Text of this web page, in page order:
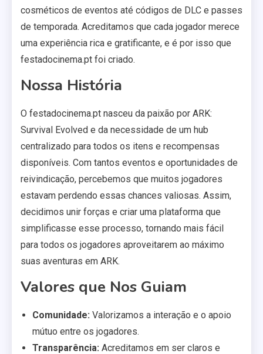
cosméticos de eventos até códigos de DLC e passes
de temporada. Acreditamos que cada jogador merece
uma experiência rica e gratificante, e é por isso que
festadocinema.pt foi criado.
Nossa História
O festadocinema.pt nasceu da paixão por ARK:
Survival Evolved e da necessidade de um hub
centralizado para todos os itens e recompensas
disponíveis. Com tantos eventos e oportunidades de
reivindicação, percebemos que muitos jogadores
estavam perdendo essas chances valiosas. Assim,
decidimos unir forças e criar uma plataforma que
simplificasse esse processo, tornando mais fácil
para todos os jogadores aproveitarem ao máximo
suas aventuras em ARK.
Valores que Nos Guiam
Comunidade: Valorizamos a interação e o apoio
mútuo entre os jogadores.
Transparência: Acreditamos em ser claros e